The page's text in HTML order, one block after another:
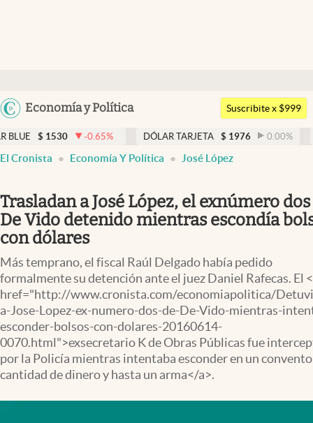
Argentina
Uruguay
Economía y Política
Members
Economía y Política
Finanzas y Mercados
Negocios
Columnistas
Otras secciones
Apertura
Infotechnology
Clase
Clima
Mundial 2026
Suscribite x $999
-0.65% DÓLAR TARJETA $ 1976 0.00% DÓLAR MEP
El Cronista Economía Y Política José López
Trasladan a José López, el exnúmero
De Vido detenido mientras escondía
con dólares
Más temprano, el fiscal Raúl Delgado había pedido
formalmente su detención ante el juez Daniel Rafecas. El
href="http://www.cronista.com/economiapolitica/
a-Jose-Lopez-ex-numero-dos-de-De-Vido-mientras-
esconder-bolsos-con-dolares-20160614-
0070.html">exsecretario K de Obras Públicas fue
por la Policía mientras intentaba esconder en un
cantidad de dinero y hasta un arma</a>.